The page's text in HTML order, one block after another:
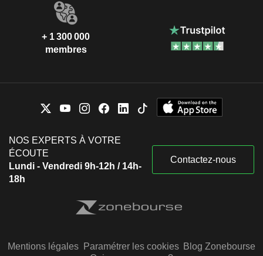
+ 1 300 000
membres
NOS EXPERTS À VOTRE
ÉCOUTE
Lundi - Vendredi 9h-12h / 14h-
18h
Contactez-nous
Mentions légales Paramétrer les cookies Blog Zonebourse